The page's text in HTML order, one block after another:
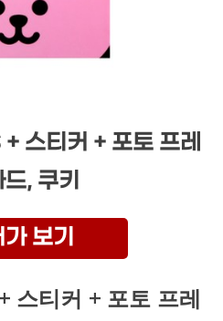
스티커 + 포토 프레
, 쿠키
보기
스티커 + 포토 프레